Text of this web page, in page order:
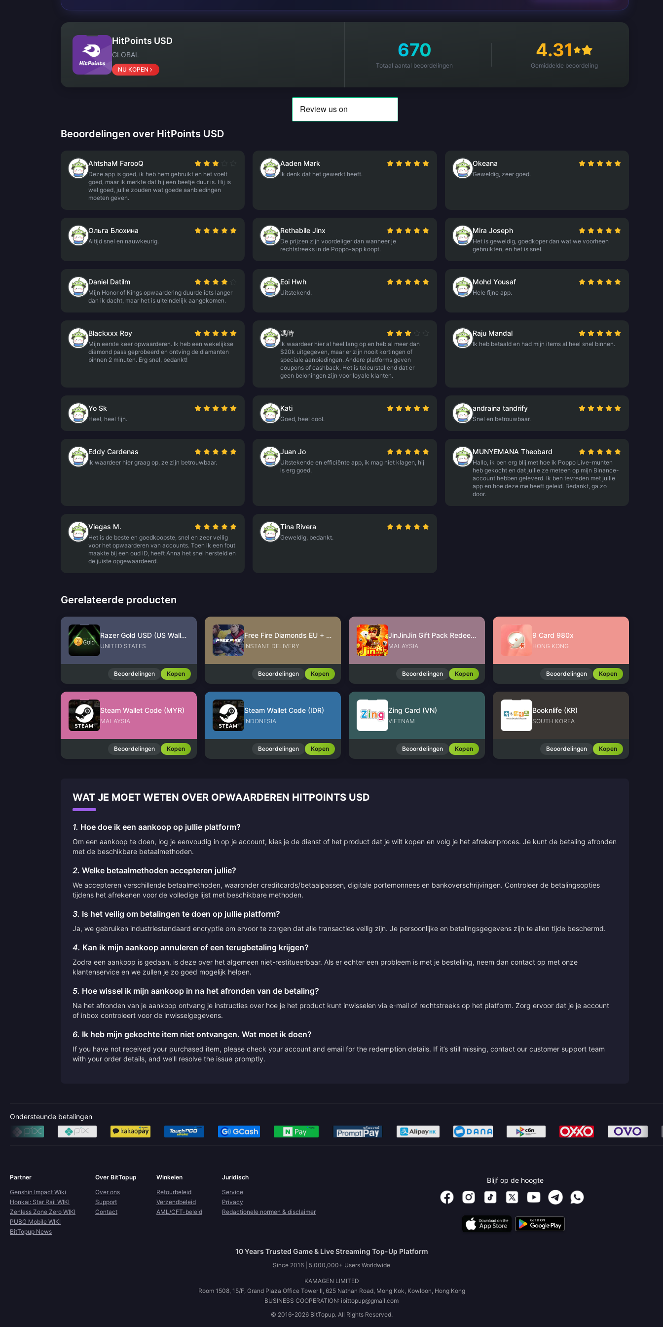
HitPoints USD
GLOBAL
NU KOPEN
670
Totaal aantal beoordelingen
4.31
Gemiddelde beoordeling
Beoordelingen over HitPoints USD
AhtshaM FarooQ
Deze app is goed, ik heb hem gebruikt en het voelt
goed, maar ik merkte dat hij een beetje duur is. Hij is
wel goed, jullie zouden wat goede aanbiedingen
moeten geven.
Aaden Mark
Ik denk dat het gewerkt heeft.
Okeana
Geweldig, zeer goed.
Ольга Блохина
Altijd snel en nauwkeurig.
Rethabile Jinx
De prijzen zijn voordeliger dan wanneer je
rechtstreeks in de Poppo-app koopt.
Mira Joseph
Het is geweldig, goedkoper dan wat we voorheen
gebruikten, en het is snel.
Daniel Datilm
Mijn Honor of Kings opwaardering duurde iets langer
dan ik dacht, maar het is uiteindelijk aangekomen.
Eoi Hwh
Uitstekend.
Mohd Yousaf
Hele fijne app.
Blackxxx Roy
Mijn eerste keer opwaarderen. Ik heb een wekelijkse
diamond pass geprobeerd en ontving de diamanten
binnen 2 minuten. Erg snel, bedankt!
馮時
Ik waardeer hier al heel lang op en heb al meer dan
$20k uitgegeven, maar er zijn nooit kortingen of
speciale aanbiedingen. Andere platforms geven
coupons of cashback. Het is teleurstellend dat er
geen beloningen zijn voor loyale klanten.
Raju Mandal
Ik heb betaald en had mijn items al heel snel binnen.
Yo Sk
Heel, heel fijn.
Kati
Goed, heel cool.
andraina tandrify
Snel en betrouwbaar.
Eddy Cardenas
Ik waardeer hier graag op, ze zijn betrouwbaar.
Juan Jo
Uitstekende en efficiënte app, ik mag niet klagen, hij
is erg goed.
MUNYEMANA Theobard
Hallo, ik ben erg blij met hoe ik Poppo Live-munten
heb gekocht en dat jullie ze meteen op mijn Binance-
account hebben geleverd. Ik ben tevreden met jullie
app en hoe deze me heeft geleid. Bedankt, ga zo
door.
Viegas M.
Het is de beste en goedkoopste, snel en zeer veilig
voor het opwaarderen van accounts. Toen ik een fout
maakte bij een oud ID, heeft Anna het snel hersteld en
de juiste opgewaardeerd.
Tina Rivera
Geweldig, bedankt.
Gerelateerde producten
Razer Gold USD (US Wallet)
UNITED STATES
Beoordelingen Kopen
Free Fire Diamonds EU + TR
INSTANT DELIVERY
Beoordelingen Kopen
JinJinJin Gift Pack Redeem Code
MALAYSIA
Beoordelingen Kopen
9 Card 980x
HONG KONG
Beoordelingen Kopen
Steam Wallet Code (MYR)
MALAYSIA
Beoordelingen Kopen
Steam Wallet Code (IDR)
INDONESIA
Beoordelingen Kopen
Zing Card (VN)
VIETNAM
Beoordelingen Kopen
Booknlife (KR)
SOUTH KOREA
Beoordelingen Kopen
WAT JE MOET WETEN OVER OPWAARDEREN HITPOINTS USD
1. Hoe doe ik een aankoop op jullie platform?
Om een aankoop te doen, log je eenvoudig in op je account, kies je de dienst of het product dat je wilt kopen en volg je het afrekenproces. Je kunt de betaling afronden
met de beschikbare betaalmethoden.
2. Welke betaalmethoden accepteren jullie?
We accepteren verschillende betaalmethoden, waaronder creditcards/betaalpassen, digitale portemonnees en bankoverschrijvingen. Controleer de betalingsopties
tijdens het afrekenen voor de volledige lijst met beschikbare methoden.
3. Is het veilig om betalingen te doen op jullie platform?
Ja, we gebruiken industriestandaard encryptie om ervoor te zorgen dat alle transacties veilig zijn. Je persoonlijke en betalingsgegevens zijn te allen tijde beschermd.
4. Kan ik mijn aankoop annuleren of een terugbetaling krijgen?
Zodra een aankoop is gedaan, is deze over het algemeen niet-restitueerbaar. Als er echter een probleem is met je bestelling, neem dan contact op met onze
klantenservice en we zullen je zo goed mogelijk helpen.
5. Hoe wissel ik mijn aankoop in na het afronden van de betaling?
Na het afronden van je aankoop ontvang je instructies over hoe je het product kunt inwisselen via e-mail of rechtstreeks op het platform. Zorg ervoor dat je je account
of inbox controleert voor de inwisselgegevens.
6. Ik heb mijn gekochte item niet ontvangen. Wat moet ik doen?
If you have not received your purchased item, please check your account and email for the redemption details. If it’s still missing, contact our customer support team
with your order details, and we'll resolve the issue promptly.
Ondersteunde betalingen
Partner
Genshin Impact Wiki
Honkai: Star Rail WIKI
Zenless Zone Zero WIKI
PUBG Mobile WIKI
BitTopup News
Over BitTopup
Over ons
Support
Contact
Winkelen
Retourbeleid
Verzendbeleid
AML/CFT-beleid
Juridisch
Service
Privacy
Redactionele normen & disclaimer
Blijf op de hoogte
10 Years Trusted Game & Live Streaming Top-Up Platform
Since 2016 | 5,000,000+ Users Worldwide
KAMAGEN LIMITED
Room 1508, 15/F, Grand Plaza Office Tower II, 625 Nathan Road, Mong Kok, Kowloon, Hong Kong
BUSINESS COOPERATION: ibittopup@gmail.com
© 2016-2026 BitTopup. All Rights Reserved.